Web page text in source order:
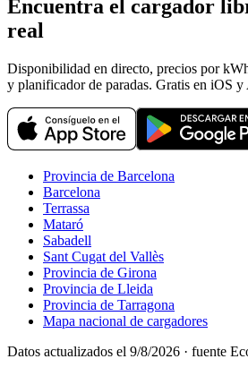
Encuentra el cargador
real
Disponibilidad en directo, precios por
y planificador de paradas. Gratis en iOS
Provincia de Barcelona
Barcelona
Terrassa
Mataró
Sabadell
Sant Cugat del Vallès
Provincia de Girona
Provincia de Lleida
Provincia de Tarragona
Mapa nacional de cargadores
Datos actualizados el 9/8/2026 · fuente